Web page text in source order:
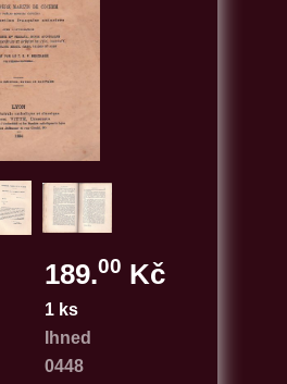
189.00 Kč
1 ks
Ihned
0448